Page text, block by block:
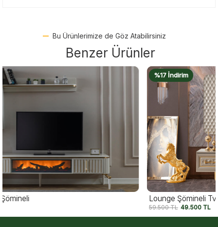
Bu Ürünlerimize de Göz Atabilirsiniz
Benzer Ürünler
%17 İndirim
Lounge Şömineli Tv Ünitesi